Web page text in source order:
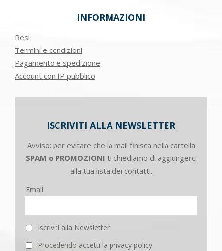
INFORMAZIONI
Resi
Termini e condizioni
Pagamento e spedizione
Account con IP pubblico
ISCRIVITI ALLA NEWSLETTER
Avviso: per evitare che la mail finisca nella cartella
SPAM o PROMOZIONI ti chiediamo di aggiungerci
alla tua lista dei contatti.
Email
Iscriviti alla Newsletter
Procedendo accetti la privacy policy